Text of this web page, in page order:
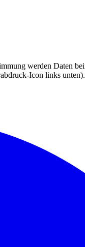
werden Daten
Icon links